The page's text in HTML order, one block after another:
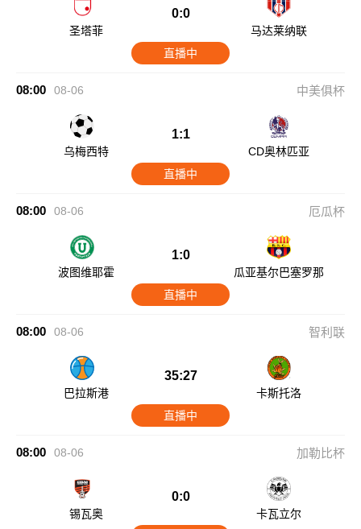
圣塔菲
0:0
马达莱纳联
直播中
08:00 08-06 中美俱杯
乌梅西特
1:1
CD奥林匹亚
直播中
08:00 08-06 厄瓜杯
波图维耶霍
1:0
瓜亚基尔巴塞罗那
直播中
08:00 08-06 智利联
巴拉斯港
35:27
卡斯托洛
直播中
08:00 08-06 加勒比杯
锡瓦奥
0:0
卡瓦立尔